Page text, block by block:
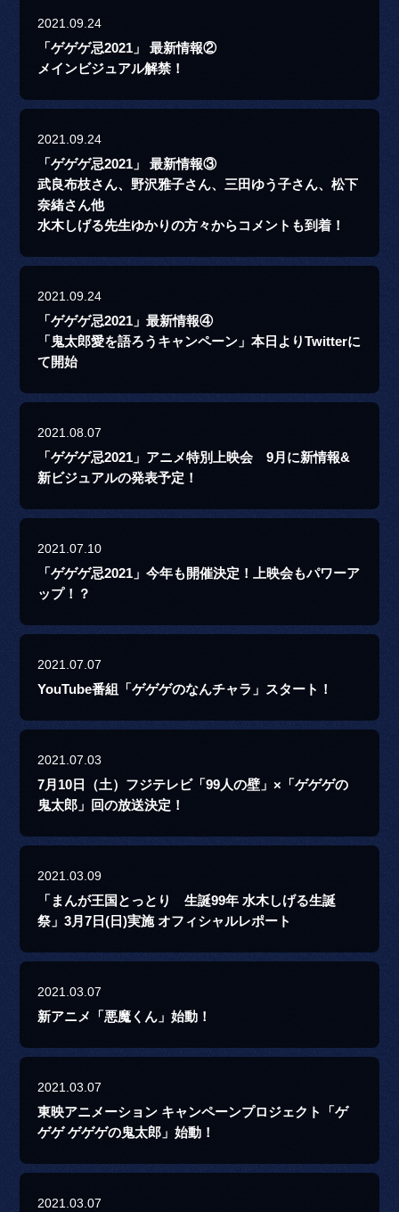
2021.09.24
「ゲゲゲ忌2021」 最新情報②
メインビジュアル解禁！
2021.09.24
「ゲゲゲ忌2021」 最新情報③
武良布枝さん、野沢雅子さん、三田ゆう子さん、松下
奈緒さん他
水木しげる先生ゆかりの方々からコメントも到着！
2021.09.24
「ゲゲゲ忌2021」最新情報④
「鬼太郎愛を語ろうキャンペーン」本日よりTwitterに
て開始
2021.08.07
「ゲゲゲ忌2021」アニメ特別上映会 9月に新情報&
新ビジュアルの発表予定！
2021.07.10
「ゲゲゲ忌2021」今年も開催決定！上映会もパワーア
ップ！？
2021.07.07
YouTube番組「ゲゲゲのなんチャラ」スタート！
2021.07.03
7月10日（土）フジテレビ「99人の壁」×「ゲゲゲの
鬼太郎」回の放送決定！
2021.03.09
「まんが王国とっとり 生誕99年 水木しげる生誕
祭」3月7日(日)実施 オフィシャルレポート
2021.03.07
新アニメ「悪魔くん」始動！
2021.03.07
東映アニメーション キャンペーンプロジェクト「ゲ
ゲゲ ゲゲゲの鬼太郎」始動！
2021.03.07